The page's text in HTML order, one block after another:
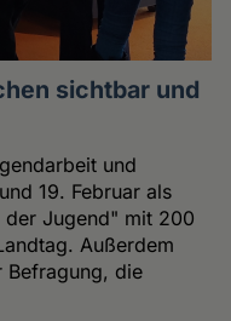
sichtbar und
und
19. Februar als
Jugend" mit 200
Außerdem
Befragung, die